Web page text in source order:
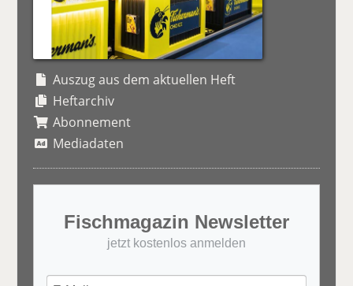
Auszug aus dem aktuellen Heft
Heftarchiv
Abonnement
Mediadaten
Fischmagazin Newsletter
jetzt kostenlos anmelden